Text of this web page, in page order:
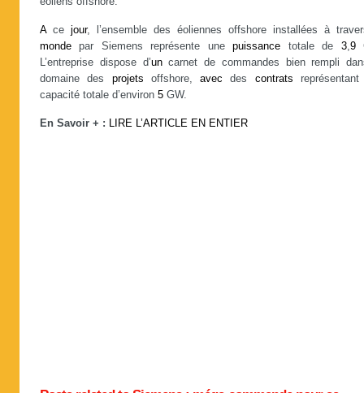
Ace jour, l’ensemble des éoliennes offshore installées à
monde par Siemens représente unepuissance totale de 3,9
L’entreprise dispose d’uncarnet de commandes bien rempli
domaine des projets offshore, avec des contrats représentant
capacité totale d’environ 5 GW.
En Savoir + : LIRE L’ARTICLE EN ENTIER